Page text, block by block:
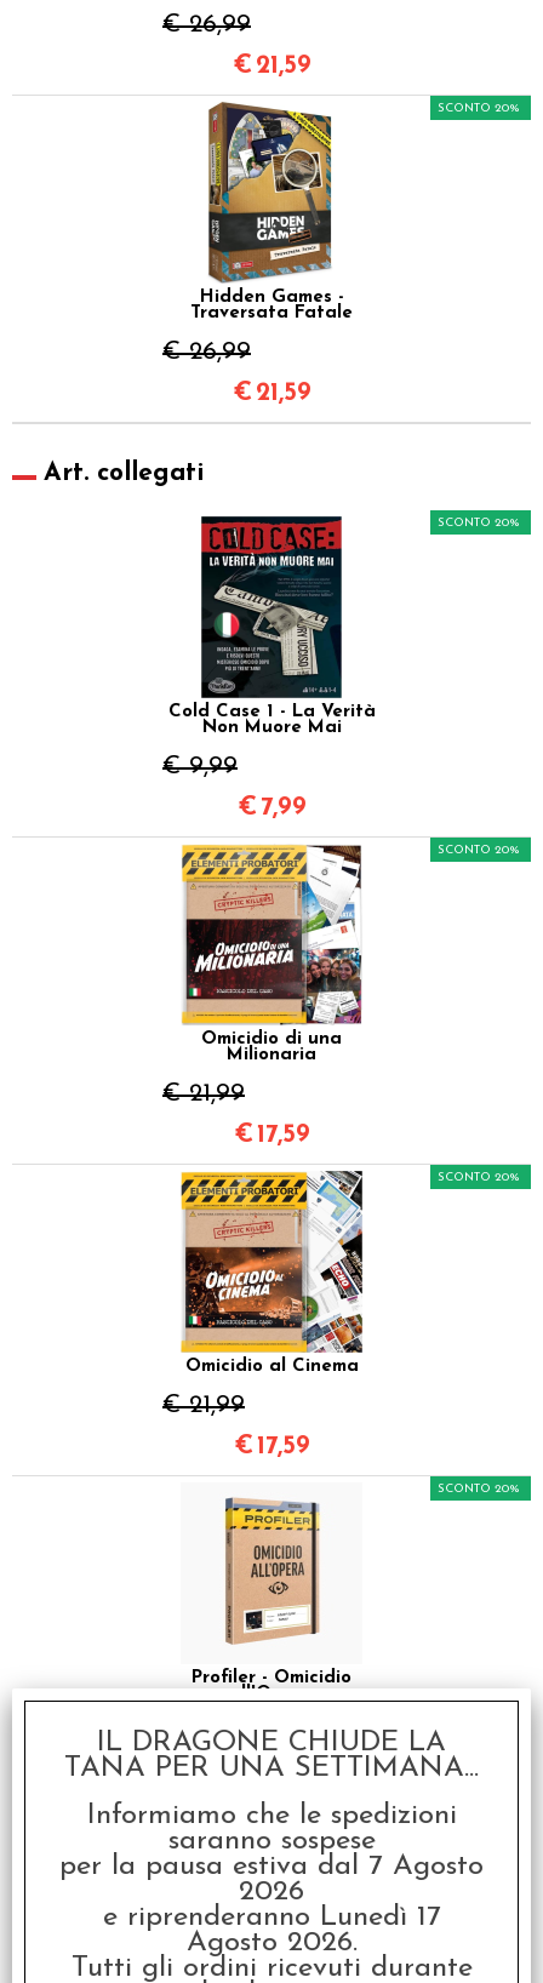
€ 26,99
€ 21,59
Hidden Games -
Traversata Fatale
€ 26,99
SCONTO 20%
€ 21,59
Art. collegati
Cold Case 1 - La Verità
Non Muore Mai
€ 9,99
SCONTO 20%
€ 7,99
Omicidio di una
Milionaria
€ 21,99
SCONTO 20%
€ 17,59
Omicidio al Cinema
€ 21,99
SCONTO 20%
€ 17,59
Profiler - Omicidio
all'Opera
€ 29,99
SCONTO 20%
€23,99
SCONTO 20%
IL DRAGONE CHIUDE LA
TANA PER UNA SETTIMANA...
Informiamo che le spedizioni
saranno sospese
per la pausa estiva dal 7 Agosto
2026
e riprenderanno Lunedì 17
Agosto 2026.
Tutti gli ordini ricevuti durante